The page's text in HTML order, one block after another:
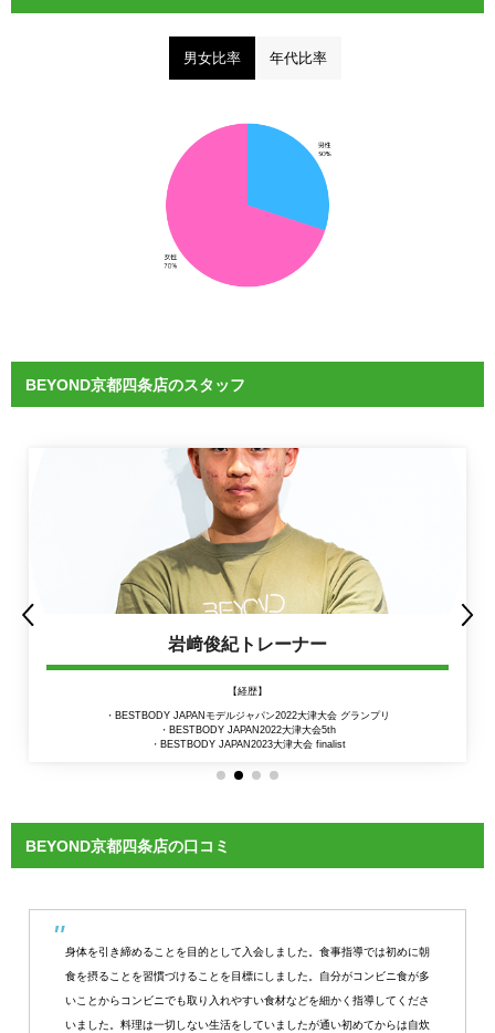
男女比率 年代比率
BEYOND京都四条店のスタッフ
岩﨑俊紀トレーナー
【経歴】
・BESTBODY JAPANモデルジャパン2022大津大会 グランプリ
・BESTBODY JAPAN2022大津大会5th
・BESTBODY JAPAN2023大津大会 finalist
BEYOND京都四条店の口コミ
身体を引き締めることを目的として入会しました。食事指導では初めに朝
食を摂ることを習慣づけることを目標にしました。自分がコンビニ食が多
いことからコンビニでも取り入れやすい食材などを細かく指導してくださ
いました。料理は一切しない生活をしていましたが通い初めてからは自炊